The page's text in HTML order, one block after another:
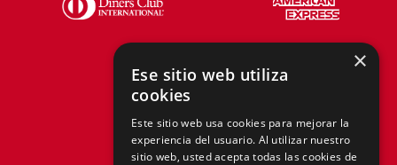
hola@tiendasadams.com.pe
×
Ese sitio web utiliza
cookies
Este sitio web usa cookies para mejorar la
experiencia del usuario. Al utilizar nuestro
sitio web, usted acepta todas las cookies de